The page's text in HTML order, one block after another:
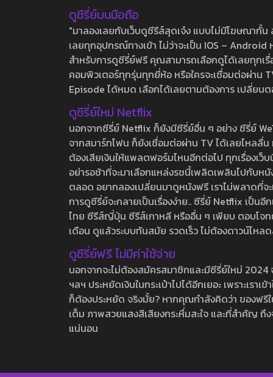
ดูซีรี่ย์บนมือถือ
"มาลองเลยกับเว็บดูซีรีส์สุดเจ๋ง แบบไม่มีโฆษณากั้
เลยทุกอุปกรณ์ทางเข้า ไม่ว่าจะเป็น IOS –
สำหรับการดูซีรี่ย์ฟรี คุณสามารถเลือกดูได้เลยทุกเ
คอมพิวเตอร์ทุกรุ่นทุกยี่ห้อ หรือใครจะเชื่อมต่อผ่าน
Episode ได้หมด เลือกได้เลยตามต้องการ เปลี่ยน
ดูซีรี่ย์ใหม่ Netflix
นอกจากซีรี่ย์ Netflix ก็ยังมีซีรี่ย์อื่น ๆ อย่าง ซีรี่ย์
จากสมาร์ทโฟน ก็ยังเชื่อมต่อผ่าน TV ได้เลยไหลลื่
ต้องเสียเงินให้แพลตฟอร์มไหนอีกต่อไป ทุกเรื่องเว็
อย่ารอช้าที่จะมาเลือกแหล่งรชนี้เพลิดเพลินไปกับห
ตลอด อยากลองเปลี่ยนมาดูหนังฟรี เราไม่พลาดที่
การดูซีรี่ย์จะกลายเป็นเรื่องง่าย.. ซีรี่ย์ Netflix เป็น
ไทย ซีรีส์ญี่ปุ่น ซีรีส์เกาหลี หรืออื่น ๆ เพียบ ตอบโจท
เดือน ดูแล้วระบบทันสมัย รวดเร็ว ไม่ต้องดาวน์โห
ดูซีรี่ย์ฟรี ไม่มีค่าใช้จ่าย
นอกจากจะไม่ต้องสมัครสมาชิกและมีซีรี่ย์ใหม่
ฯลฯ ประหยัดเงินในกระเป๋าไปได้อีกเยอะ เพราะเร
ก็ต้องประหยัด จริงมั้ย? หากคุณกำลังคิดว่า ของฟ
เต็ม ภาพสวยแสงสีเสียงกระหึ่มสะใจ และที่สำคัญ
แน่นอน